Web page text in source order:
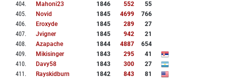
404. Mahoni23 1846 552
55
405. Novid 1845 4699
766
406. Eroxyde 1845 289
27
407. Jvigner 1845 942
21
408. Azapache 1844 4887
654
409. Mikisinger 1843 295
41
410. Davy58 1843 300
27
411 . Rayskidburn 1842 843
81